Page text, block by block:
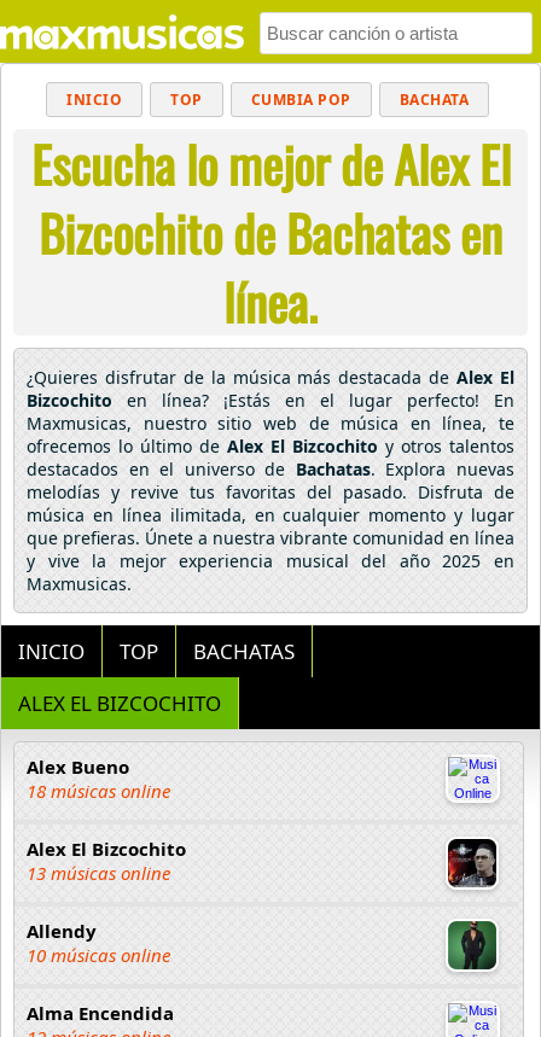
INICIO TOP CUMBIA POP BACHATA
MUSICA CRISTIANA REGGAETON
BALADAS ALTERNATIVO ELECTRÓNICA
CUMBIAS
Escucha lo mejor de Alex El
Bizcochito de Bachatas en
línea.
¿Quieres disfrutar de la música más destacada deAlex El
Bizcochito en línea? ¡Estás en el lugar perfecto! En
Maxmusicas, nuestro sitio web de música en línea, te
ofrecemos lo último de Alex El Bizcochito y otros talentos
destacados en el universo de Bachatas. Explora nuevas
melodías y revive tus favoritas del pasado. Disfruta de
música en línea ilimitada, en cualquier momento y lugar
que prefieras. Únete a nuestra vibrante comunidad en línea
y vive la mejor experiencia musical del año 2025 en
Maxmusicas.
INICIO TOP
BACHATAS
ALEX EL BIZCOCHITO
Alex Bueno
18 músicas online
Alex El Bizcochito
13 músicas online
Allendy
10 músicas online
Alma Encendida